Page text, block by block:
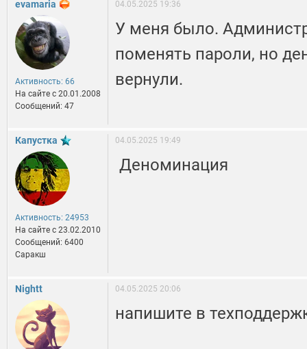
evamaria
Активность: 66
На сайте c 20.01.2008
Сообщений: 47
04.05.2025 19:36
У меня было.
поменять пароли, но
вернули.
Капустка
Активность: 24953
На сайте c 23.02.2010
Сообщений: 6400
Саракш
04.05.2025 19:49
Деноминация
Nightt 04.05.2025 20:06
напишите в